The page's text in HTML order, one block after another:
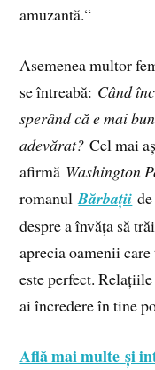
amuzantă.“
Asemenea multor
se întreabă: Când
sperând că e mai
adevărat?Cel mai
afirmă Washington
romanulBărbații
despre a învăța să
aprecia oamenii
este perfect.
ai încredere în tine
Află mai multe și